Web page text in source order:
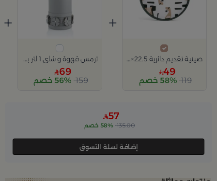
صينية تقديم دائرية 22.5×22.5 سم أسود وأبيض من الحديد بطباعة تجريدية من سيا
49
119 58% خصم
+
ترمس قهوة و شاي 1 لتر باللون الرمادي من ميرلان
69
159 56% خصم
+
57
135.00 58% خصم
إضافة لسلة التسوق